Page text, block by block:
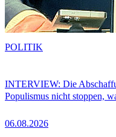
INTERVIEW: Die
Populismus nicht stoppen,
06.08.2026
POLITIK